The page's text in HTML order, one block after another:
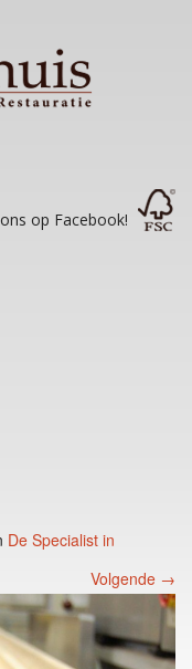
op Facebook!
De Specialist in
Volgende →